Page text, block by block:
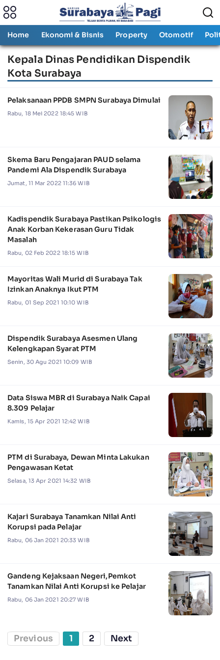
Home Ekonomi & Bisnis Property Otomotif
Kepala Dinas Pendidikan Dispendik
Kota Surabaya
Pelaksanaan PPDB SMPN Surabaya Dimulai
Rabu, 18 Mei 2022 18:45 WIB
Skema Baru Pengajaran PAUD selama
Pandemi Ala Dispendik Surabaya
Jumat, 11 Mar 2022 11:36 WIB
Kadispendik Surabaya Pastikan Psikologis
Anak Korban Kekerasan Guru Tidak
Masalah
Rabu, 02 Feb 2022 18:15 WIB
Mayoritas Wali Murid di Surabaya Tak
Izinkan Anaknya Ikut PTM
Rabu, 01 Sep 2021 10:10 WIB
Dispendik Surabaya Asesmen Ulang
Kelengkapan Syarat PTM
Senin, 30 Agu 2021 10:09 WIB
Data Siswa MBR di Surabaya Naik Capai
8.309 Pelajar
Kamis, 15 Apr 2021 12:42 WIB
PTM di Surabaya, Dewan Minta Lakukan
Pengawasan Ketat
Selasa, 13 Apr 2021 14:32 WIB
Kajari Surabaya Tanamkan Nilai Anti
Korupsi pada Pelajar
Rabu, 06 Jan 2021 20:33 WIB
Gandeng Kejaksaan Negeri,Pemkot
Tanamkan Nilai Anti Korupsi ke Pelajar
Rabu, 06 Jan 2021 20:27 WIB
Previous 1 2 Next